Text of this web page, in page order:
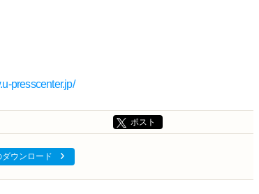
presscenter.jp/
ポスト
ウンロード